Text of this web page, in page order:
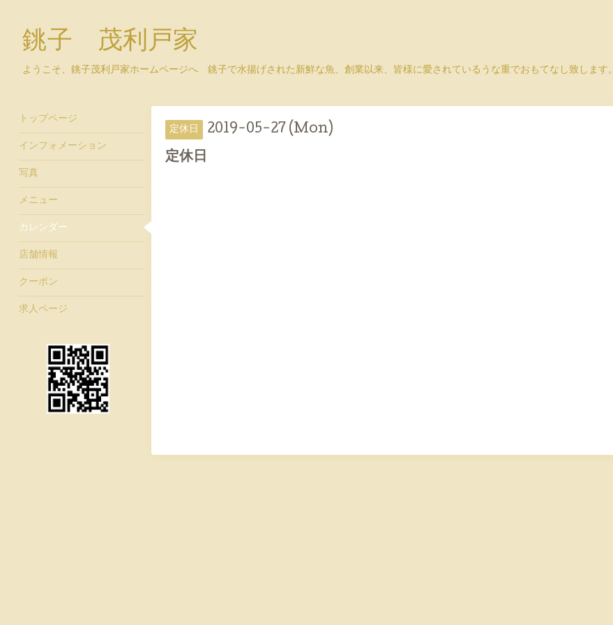
銚子 茂利戸家
ようこそ、銚子茂利戸家ホームページへ 銚子で水揚げされた新鮮な魚、創業以来、皆様に愛されているうな重でおもてなし致します。
定休日 2019-05-27 (Mon)
定休日
トップページ
インフォメーション
写真
メニュー
カレンダー
店舗情報
クーポン
求人ページ